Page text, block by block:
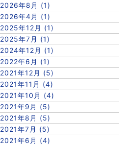
2026年8月 (1)
2026年4月 (1)
2025年12月 (1)
2025年7月 (1)
2024年12月 (1)
2022年6月 (1)
2021年12月 (5)
2021年11月 (4)
2021年10月 (4)
2021年9月 (5)
2021年8月 (5)
2021年7月 (5)
2021年6月 (4)